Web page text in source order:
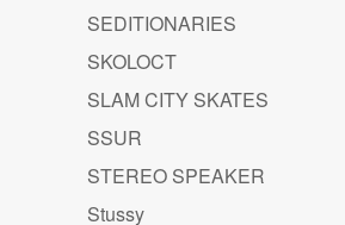
SEDITIONARIES
SKOLOCT
SLAM CITY SKATES
SSUR
STEREO SPEAKER
Stussy